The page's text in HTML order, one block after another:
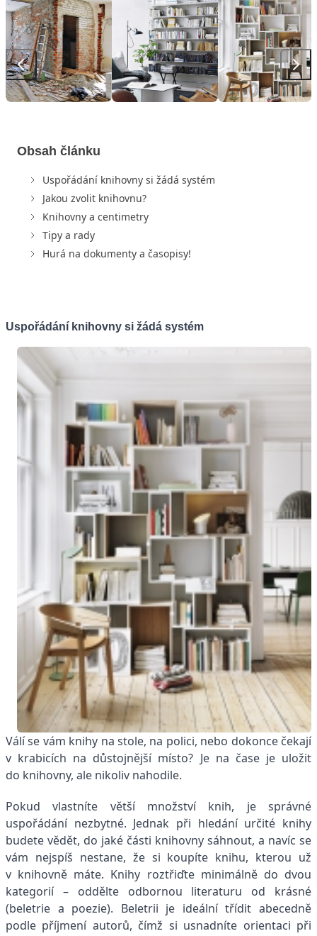
Obsah článku
Uspořádání knihovny si žádá systém
Jakou zvolit knihovnu?
Knihovny a centimetry
Tipy a rady
Hurá na dokumenty a časopisy!
Uspořádání knihovny si žádá systém
Válí se vám knihy na stole, na polici, nebo dokonce čekají
v krabicích na důstojnější místo? Je na čase je uložit
do knihovny, ale nikoliv nahodile.
Pokud vlastníte větší množství knih, je správné
uspořádání nezbytné. Jednak při hledání určité knihy
budete vědět, do jaké části knihovny sáhnout, a navíc se
vám nejspíš nestane, že si koupíte knihu, kterou už
v knihovně máte. Knihy roztřiďte minimálně do dvou
kategorií – oddělte odbornou literaturu od krásné
(beletrie a poe­zie). Beletrii je ideální třídit abecedně
podle příjmení autorů, čímž si usnadníte orientaci při